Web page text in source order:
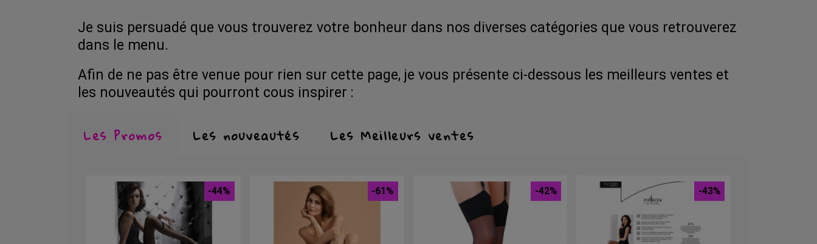
Je suis persuadé que vous trouverez votre bonheur dans nos diverses catégories que vous retrouverez
dans le menu.
Afin de ne pas être venue pour rien sur cette page, je vous présente ci-dessous les meilleurs ventes et
les nouveautés qui pourront cous inspirer :
Les Promos Les nouveautés Les Meilleurs ventes
-44% -61% -42% -43%